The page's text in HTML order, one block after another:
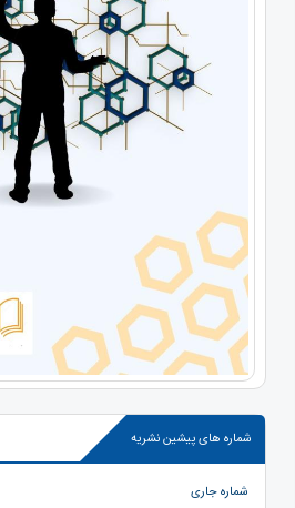
شماره های پیشین نشریه
شماره جاری